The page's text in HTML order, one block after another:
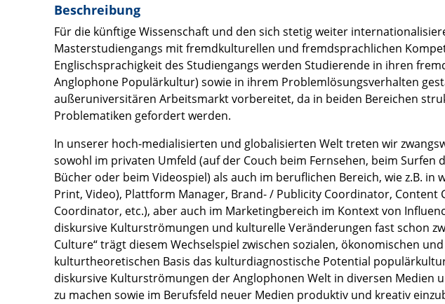
Beschreibung
Für die künftige Wissenschaft und den sich stetig weiter
Masterstudiengangs mit fremdkulturellen und fremdsprachlichen
Englischsprachigkeit des Studiengangs werden Studierende in ihren
Anglophone Populärkultur) sowie in ihrem Problemlösungsverhalten
außeruniversitären Arbeitsmarkt vorbereitet, da in beiden Bereichen
Problematiken gefordert werden.
In unserer hoch-medialisierten und globalisierten Welt treten wir
sowohl im privaten Umfeld (auf der Couch beim Fernsehen, beim
Bücher oder beim Videospiel) als auch im beruflichen Bereich, wie z.B.
Print, Video), Plattform Manager, Brand- / Publicity Coordinator,
Coordinator, etc.), aber auch im Marketingbereich im Kontext von
diskursive Kulturströmungen und kulturelle Veränderungen fast schon
Culture“ trägt diesem Wechselspiel zwischen sozialen, ökonomischen
kulturtheoretischen Basis das kulturdiagnostische Potential
diskursive Kulturströmungen der Anglophonen Welt in diversen Medien
zu machen sowie im Berufsfeld neuer Medien produktiv und kreativ